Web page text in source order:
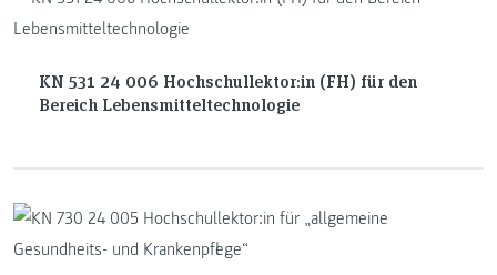
KN 531 24 006 Hochschullektor:in (FH) für den
Bereich Lebensmitteltechnologie